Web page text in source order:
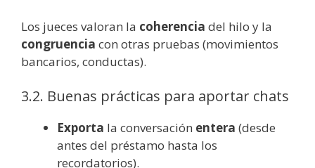
Los jueces valoran la coherencia del hilo y la
congruencia con otras pruebas (movimientos
bancarios, conductas).
3.2. Buenas prácticas para aportar chats
Exporta la conversación entera (desde
antes del préstamo hasta los
recordatorios).